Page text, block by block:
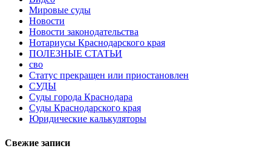
Мировые суды
Новости
Новости законодательства
Нотариусы Краснодарского края
ПОЛЕЗНЫЕ СТАТЬИ
сво
Статус прекращен или приостановлен
СУДЫ
Суды города Краснодара
Суды Краснодарского края
Юридические калькуляторы
Свежие записи